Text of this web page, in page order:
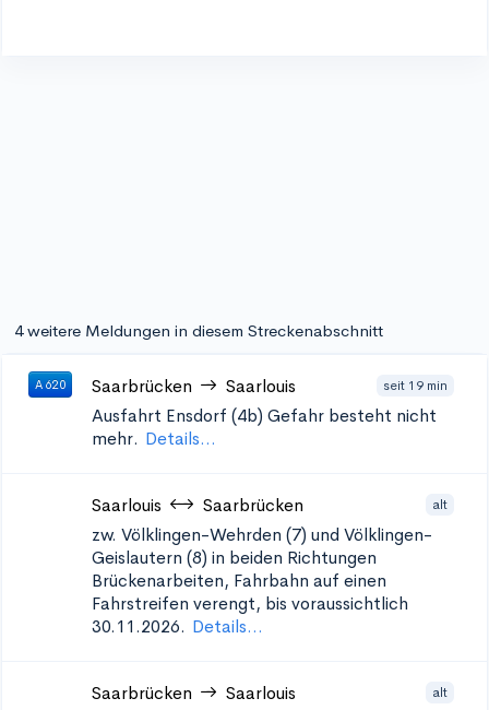
4 weitere Meldungen in diesem Streckenabschnitt
A 620 Saarbrücken Saarlouis seit 19 min
Ausfahrt Ensdorf (4b) Gefahr besteht nicht
mehr. Details...
Saarlouis Saarbrücken alt
zw. Völklingen-Wehrden (7) und Völklingen-
Geislautern (8) in beiden Richtungen
Brückenarbeiten, Fahrbahn auf einen
Fahrstreifen verengt, bis voraussichtlich
30.11.2026. Details...
Saarbrücken Saarlouis alt